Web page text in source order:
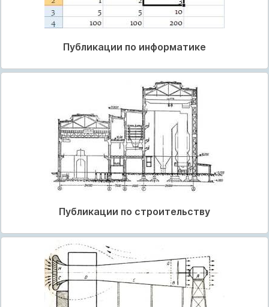
Публикации по информатике
Публикации по строительству